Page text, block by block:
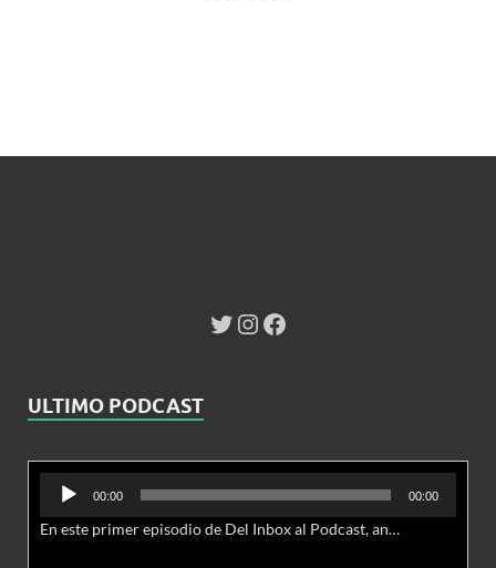
ULTIMO PODCAST
Reproductor
audio
00:00 00:00
En este primer episodio de Del Inbox al Podcast, analizamos junto al abogado Jonathan Brown las nuevas conductas delictivas cibernéticas y la necesidad de hacer modificaciones al Código Penal.